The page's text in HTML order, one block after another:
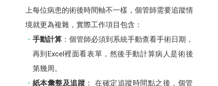
上每位病患的術後時間軸不一樣，個管師需要追蹤情
境就更為複雜，實際工作項目包含：
手動計算：個管師必須到系統手動查看手術日期，
再到Excel裡面看表單，然後手動計算病人是術後
第幾周。
紙本彙整及追蹤 ： 在確定追蹤時間點之後，個管